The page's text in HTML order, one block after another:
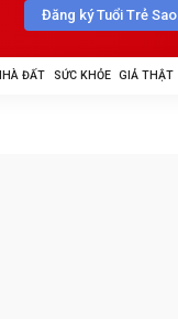
Đăng ký Tuổi Trẻ Sao
ĐẤT SỨC KHỎE GIẢ THẬT